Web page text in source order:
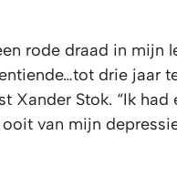
rode draad in mijn
drie jaar
Xander Stok. “Ik had
van mijn